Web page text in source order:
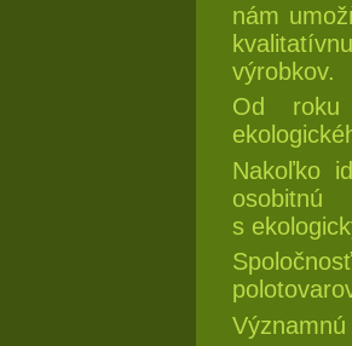
nám
výrobkov.
Od roku
Nakoľko
s